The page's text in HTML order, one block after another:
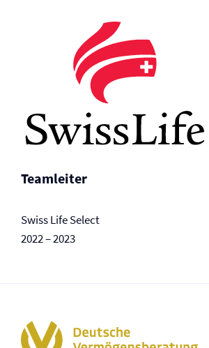
Teamleiter
Swiss Life Select
2022 – 2023